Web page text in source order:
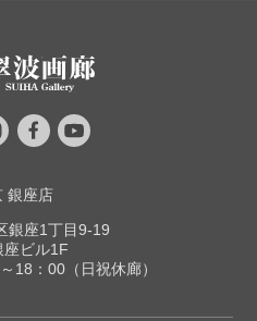
銀座店
銀座1丁目9-19
座ビル1F
18：00（日祝休廊）